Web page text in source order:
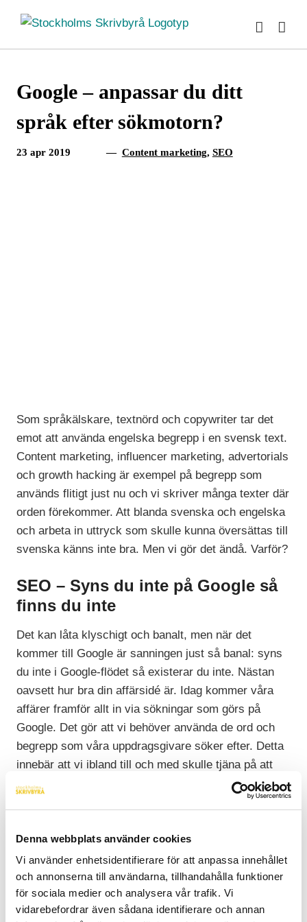
Denna webbplats använder cookies
Vi använder enhetsidentifierare för att anpassa innehållet
och annonserna till användarna, tillhandahålla funktioner
för sociala medier och analysera vår trafik. Vi
vidarebefordrar även sådana identifierare och annan
innehållet
Google – anpassar du ditt
språk efter sökmotorn?
23 apr 2019 — Content marketing, SEO
Som språkälskare, textnörd och copywriter tar det
emot att använda engelska begrepp i en svensk text.
Content marketing, influencer marketing, advertorials
och growth hacking är exempel på begrepp som
används flitigt just nu och vi skriver många texter där
orden förekommer. Att blanda svenska och engelska
och arbeta in uttryck som skulle kunna översättas till
svenska känns inte bra. Men vi gör det ändå. Varför?
SEO – Syns du inte på Google så
finns du inte
Det kan låta klyschigt och banalt, men när det
kommer till Google är sanningen just så banal: syns
du inte i Google-flödet så existerar du inte. Nästan
oavsett hur bra din affärsidé är. Idag kommer våra
affärer framför allt in via sökningar som görs på
Google. Det gör att vi behöver använda de ord och
begrepp som våra uppdragsgivare söker efter. Detta
innebär att vi ibland till och med skulle tjäna på att
skriva fel för att klättra i sökmotorerna.
Det är oroväckande att Google faktiskt är en stark
Här är några exempel på hur vi på Stockholms
Skrivbyrå anpassar vårt språk efter sökmotorn:
1, Vi skriver medvetet fel för att bli hittade. Det heter
från börjanfrilans–vi skriver allt oftarefrilansare